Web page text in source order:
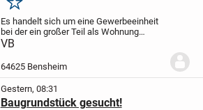
Merken
Es handelt sich um eine Gewerbeeinheit
bei der ein großer Teil als Wohnung
genutzt werden könnte, Innenstadt
als reine Gewerbeeinheit von fast
26.000,00 Euro im...
VB
64625 Bensheim
Gestern, 08:31
Baugrundstück gesucht!